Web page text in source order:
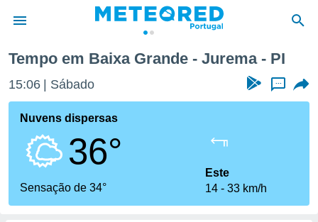
da
foi
fornecidas
a este
das
Tempo em Baixa Grande - Jurema - PI
15:06 Sábado ...
Nuvens dispersas
36°
Sensação de 34°
Este
14
33 km/h